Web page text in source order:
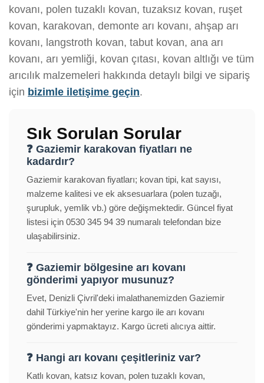
kovanı, polen tuzaklı kovan, tuzaksız kovan, ruşet
kovan, karakovan, demonte arı kovanı, ahşap arı
kovanı, langstroth kovan, tabut kovan, ana arı
kovanı, arı yemliği, kovan çıtası, kovan altlığı ve tüm
arıcılık malzemeleri hakkında detaylı bilgi ve sipariş
için bizimle iletişime geçin.
Sık Sorulan Sorular
❓ Gaziemir karakovan fiyatları ne
kadardır?
Gaziemir karakovan fiyatları; kovan tipi, kat sayısı,
malzeme kalitesi ve ek aksesuarlara (polen tuzağı,
şurupluk, yemlik vb.) göre değişmektedir. Güncel fiyat
listesi için 0530 345 94 39 numaralı telefondan bize
ulaşabilirsiniz.
❓ Gaziemir bölgesine arı kovanı
gönderimi yapıyor musunuz?
Evet, Denizli Çivril'deki imalathanemizden Gaziemir
dahil Türkiye'nin her yerine kargo ile arı kovanı
gönderimi yapmaktayız. Kargo ücreti alıcıya aittir.
❓ Hangi arı kovanı çeşitleriniz var?
Katlı kovan, katsız kovan, polen tuzaklı kovan,